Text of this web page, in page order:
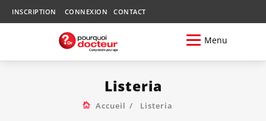
INSCRIPTION CONNEXION CONTACT
Menu
Listeria
Accueil Listeria